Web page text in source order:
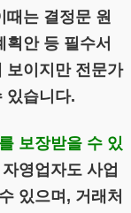
는 결정문 원
안 등 필수서
보이지만 전문가
있습니다.
보장받을 수 있
자영업자도 사업
있으며, 거래처